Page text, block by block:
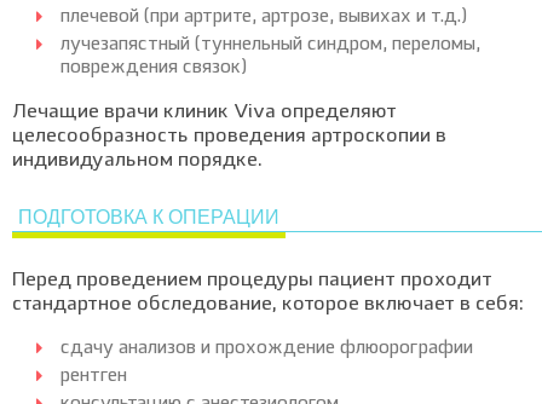
плечевой (при артрите, артрозе, вывихах и т.д.)
лучезапястный (туннельный синдром, переломы,
повреждения связок)
Лечащие врачи клиник Viva определяют
целесообразность проведения артроскопии в
индивидуальном порядке.
ПОДГОТОВКА К ОПЕРАЦИИ
Перед проведением процедуры пациент проходит
стандартное обследование, которое включает в себя:
сдачу анализов и прохождение флюорографии
рентген